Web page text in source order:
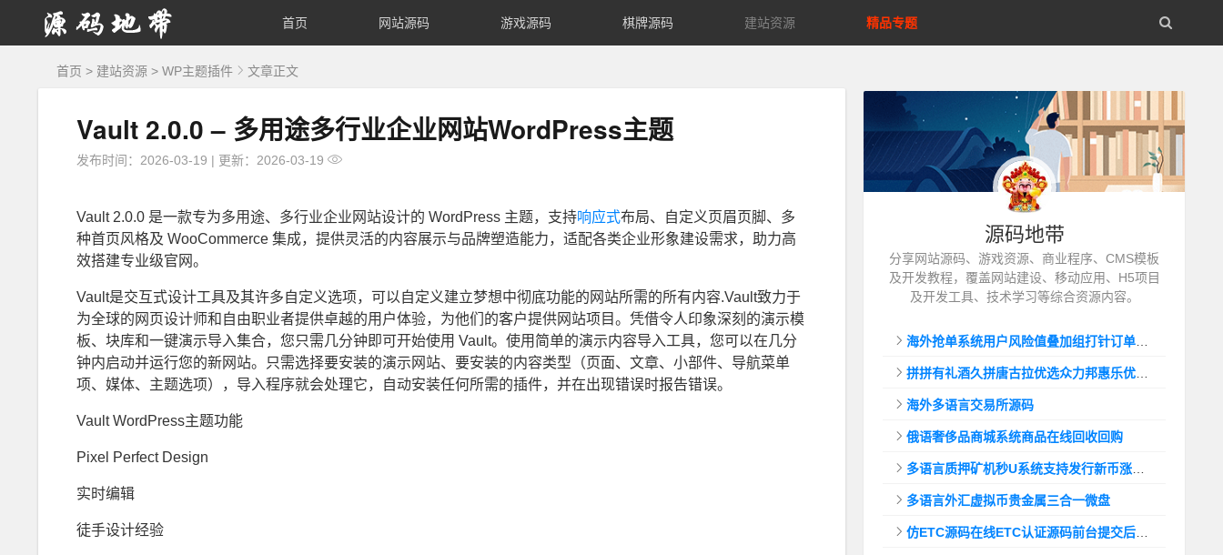
源 首页 网站源码 游戏源码 棋牌源码 建站资源 精品专题
首页 > 建站资源 > WP主题插件 文章正文
Vault 2.0.0 – 多用途多行业企业网站WordPress主题
发布时间：2026-03-19 | 更新：2026-03-19
Vault 2.0.0 是一款专为多用途、多行业企业网站设计的 WordPress 主题，支持响应式布局、自定义页眉页脚、多
种首页风格及 WooCommerce 集成，提供灵活的内容展示与品牌塑造能力，适配各类企业形象建设需求，助力高
效搭建专业级官网。
Vault是交互式设计工具及其许多自定义选项，可以自定义建立梦想中彻底功能的网站所需的所有内容.Vault致力于
为全球的网页设计师和自由职业者提供卓越的用户体验，为他们的客户提供网站项目。凭借令人印象深刻的演示模
板、块库和一键演示导入集合，您只需几分钟即可开始使用 Vault。使用简单的演示内容导入工具，您可以在几分
钟内启动并运行您的新网站。只需选择要安装的演示网站、要安装的内容类型（页面、文章、小部件、导航菜单
项、媒体、主题选项），导入程序就会处理它，自动安装任何所需的插件，并在出现错误时报告错误。
Vault WordPress主题功能
Pixel Perfect Design
实时编辑
徒手设计经验
源码地带
分享网站源码、游戏资源、商业程序、CMS模板
及开发教程，覆盖网站建设、移动应用、H5项目
及开发工具、技术学习等综合资源内容。
海外抢单系统用户风险值叠加组打针订单自动匹配系统
拼拼有礼酒久拼唐古拉优选众力邦惠乐优选养猪拼购拼团返利系统
海外多语言交易所源码
俄语奢侈品商城系统商品在线回收回购
多语言质押矿机秒U系统支持发行新币涨幅调控+代理后台
多语言外汇虚拟币贵金属三合一微盘
仿ETC源码在线ETC认证源码前台提交后台查询